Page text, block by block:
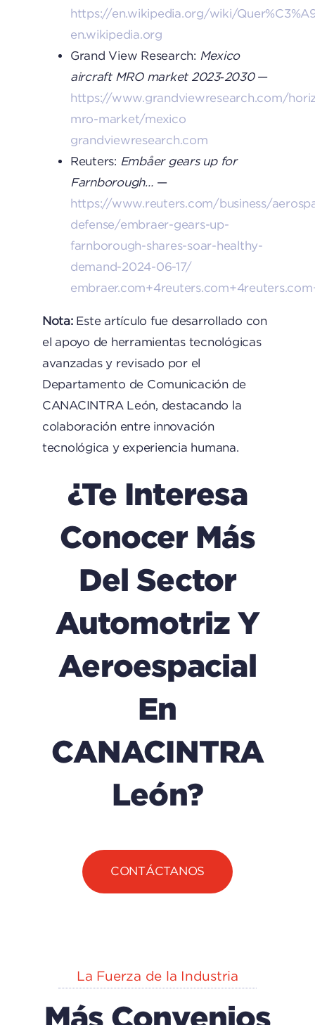
https://en.wikipedia.org/wiki/
en.wikipedia.org
Grand View Research: Mexico
aircraft MRO market 2023‑2030—
https://www.grandviewresearch.com/
mro-market/mexico
grandviewresearch.com
Reuters: Embåer gears up for
Farnborough…—
https://www.reuters.com/business/
defense/embraer-gears-up-
farnborough-shares-soar-healthy-
demand-2024-06-17/
Nota:Este artículo fue desarrollado con
el apoyo de herramientas tecnológicas
avanzadas y revisado por el
Departamento de Comunicación de
CANACINTRA León, destacando la
colaboración entre innovación
tecnológica y experiencia humana.
¿Te Interesa
Conocer Más
Del Sector
Automotriz Y
Aeroespacial
En
CANACINTRA
León?
CONTÁCTANOS
La Fuerza de la Industria
Más Convenios